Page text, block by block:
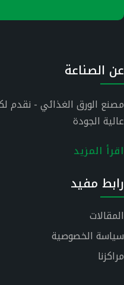
عن الصناعة
مصنع الورق الغذائي - نقدم
عالية الجودة
اقرأ المزيد
رابط مفيد
المقالات
سياسة الخصوصية
مراكزنا